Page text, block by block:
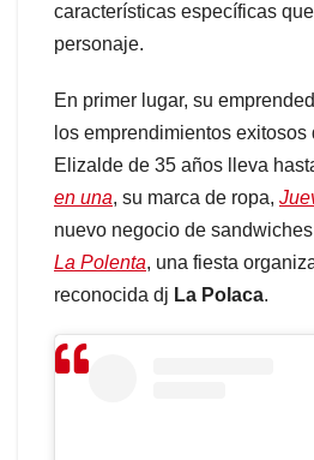
características específicas
personaje.
En primer lugar, su
los emprendimientos exitosos
Elizalde de 35 años lleva
en una, su marca de ropa,
nuevo negocio de
La Polenta, una fiesta
reconocida dj La Polaca.